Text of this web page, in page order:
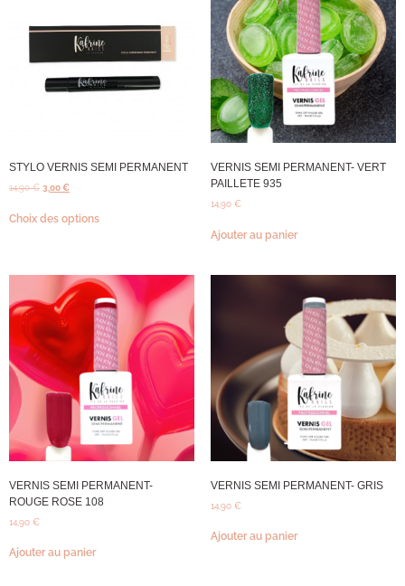
STYLO VERNIS SEMI PERMANENT
14,90€ 3,00€
Choix des options
VERNIS SEMI PERMANENT- VERT
PAILLETE 935
14,90 €
Ajouter au panier
VERNIS SEMI PERMANENT-
ROUGE ROSE 108
14,90 €
Ajouter au panier
VERNIS SEMI PERMANENT- GRIS
14,90 €
Ajouter au panier